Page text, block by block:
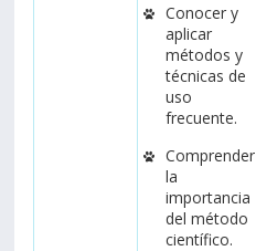
Conocer y
aplicar
métodos y
técnicas de
uso
frecuente.
Comprender
la
importancia
del método
científico.